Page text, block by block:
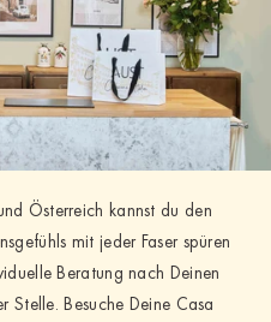
Österreich kannst du den
mit jeder Faser spüren
Beratung nach Deinen
Stelle. Besuche Deine Casa